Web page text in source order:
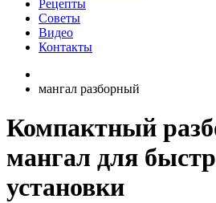
Рецепты
Советы
Видео
Контакты
мангал разборный
Компактный
мангал для
установки